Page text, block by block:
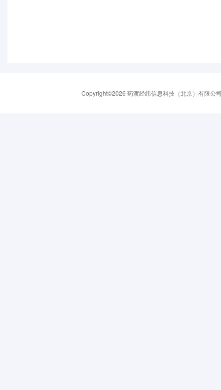
Copyright©2026 药渡经纬信息科技（北京）有限公